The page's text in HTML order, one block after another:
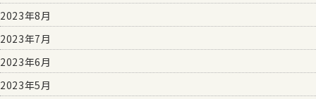
2023年8月
2023年7月
2023年6月
2023年5月